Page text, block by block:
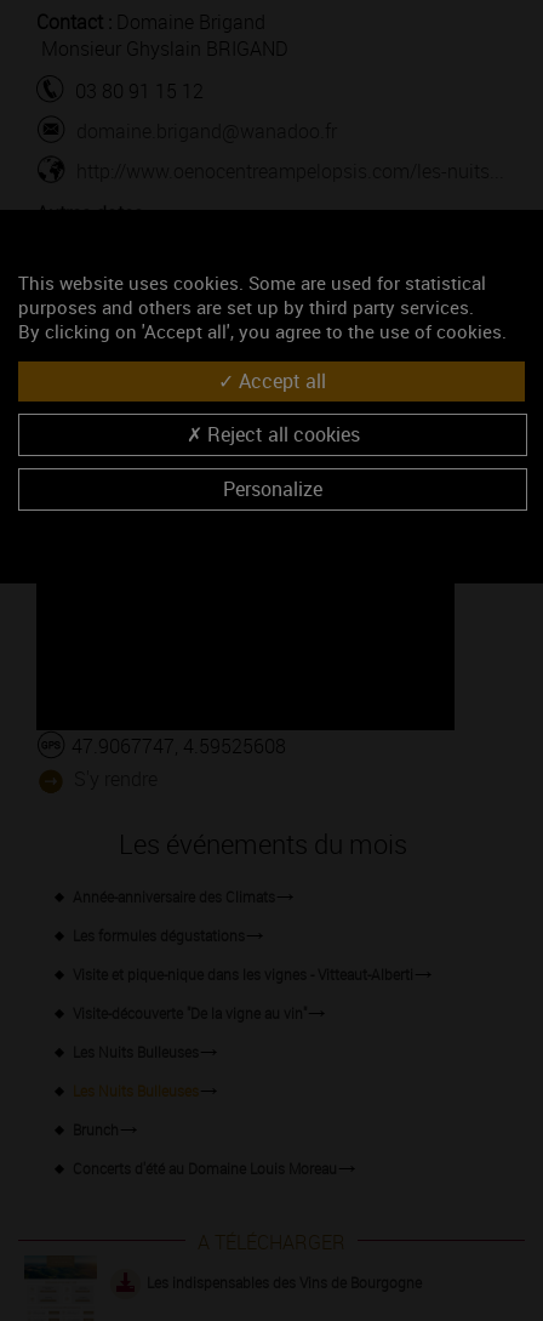
Contact : Domaine Brigand
Monsieur Ghyslain BRIGAND
03 80 91 15 12
Autres dates :
47.9067747, 4.59525608
Les événements du mois
Les Nuits Bulleuses
A TÉLÉCHARGER
This website uses cookies. Some are used for statistical
purposes and others are set up by third party services.
By clicking on 'Accept all', you agree to the use of cookies.
Accept all
Reject all cookies
Personalize